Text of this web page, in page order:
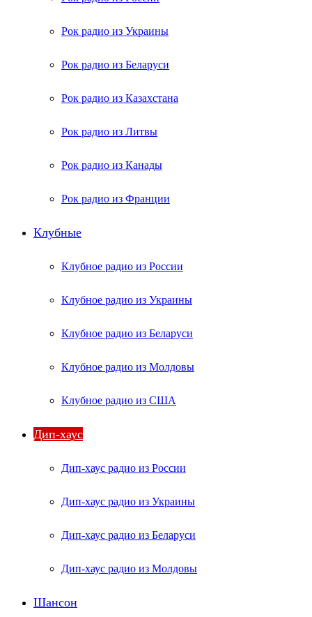
Рок радио из Украины
Рок радио из Беларуси
Рок радио из Казахстана
Рок радио из Литвы
Рок радио из Канады
Рок радио из Франции
Клубные
Клубное радио из России
Клубное радио из Украины
Клубное радио из Беларуси
Клубное радио из Молдовы
Клубное радио из США
Дип-хаус
Дип-хаус радио из России
Дип-хаус радио из Украины
Дип-хаус радио из Беларуси
Дип-хаус радио из Молдовы
Шансон